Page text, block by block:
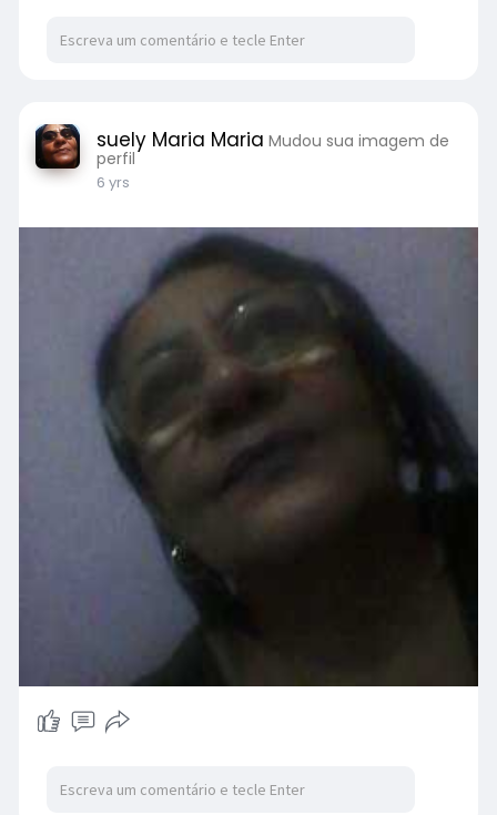
suely Maria Maria Mudou sua imagem de
perfil
6 yrs